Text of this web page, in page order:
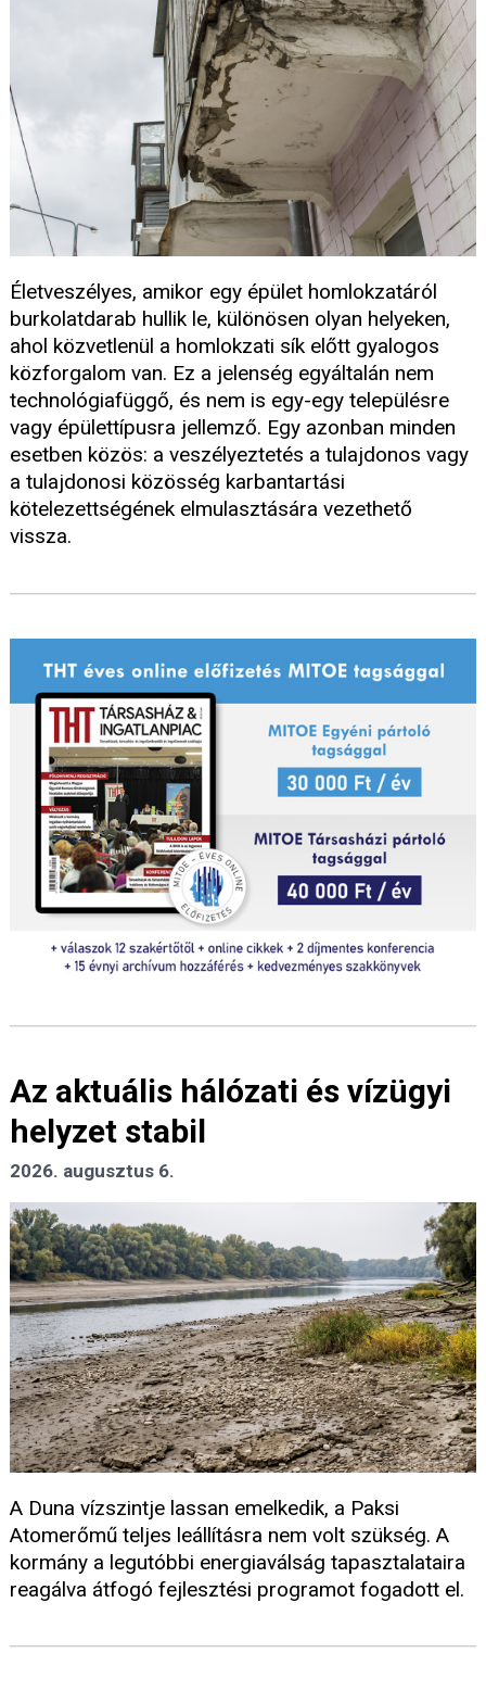
Életveszélyes, amikor egy épület homlokzatáról
burkolatdarab hullik le, különösen olyan helyeken,
ahol közvetlenül a homlokzati sík előtt gyalogos
közforgalom van. Ez a jelenség egyáltalán nem
technológiafüggő, és nem is egy-egy településre
vagy épülettípusra jellemző. Egy azonban minden
esetben közös: a veszélyeztetés a tulajdonos vagy
a tulajdonosi közösség karbantartási
kötelezettségének elmulasztására vezethető
vissza.
Az aktuális hálózati és vízügyi
helyzet stabil
2026. augusztus 6.
A Duna vízszintje lassan emelkedik, a Paksi
Atomerőmű teljes leállításra nem volt szükség. A
kormány a legutóbbi energiaválság tapasztalataira
reagálva átfogó fejlesztési programot fogadott el.